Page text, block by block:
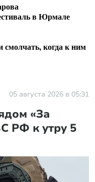
в Юрмале
когда к ним
05 августа 2026 в 05:31
«За
РФ к утру 5